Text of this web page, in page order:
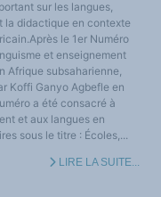
sur les langues,
la didactique en contexte
le 1er Numéro
et enseignement
Afrique subsaharienne,
Koffi Ganyo Agbefle en
a été consacré à
et aux langues en
sous le titre : Écoles,...
LIRE LA SUITE...